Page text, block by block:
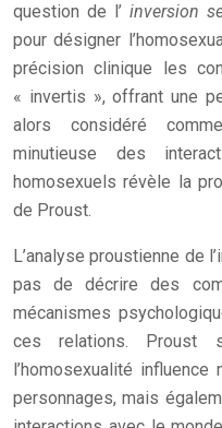
question de l’ inversion
pour désigner
précision clinique les
« invertis », offrant une
alors considéré
minutieuse des
homosexuels révèle la
de Proust.
L’analyse proustienne de
pas de décrire des
mécanismes
ces relations. Proust
l’homosexualité
personnages, mais